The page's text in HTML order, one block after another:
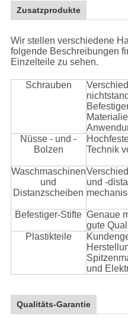
Zusatzprodukte
Wir stellen verschiedene
folgende Beschreibungen
Einzelteile zu sehen.
Schrauben
Nüsse - und -
Bolzen
Technik
Waschmaschinen
und
Distanzscheiben
und -
Befestiger-Stifte Genaue
gute
Plastikteile
und
Qualitäts-Garantie